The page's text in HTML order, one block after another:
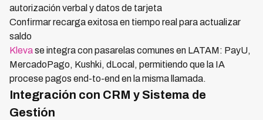
autorización verbal y datos de tarjeta
Confirmar recarga exitosa en tiempo real para actualizar
saldo
Klevase integra con pasarelas comunes en LATAM: PayU,
MercadoPago, Kushki, dLocal, permitiendo que la IA
procese pagos end-to-end en la misma llamada.
Integración con CRM y Sistema de
Gestión